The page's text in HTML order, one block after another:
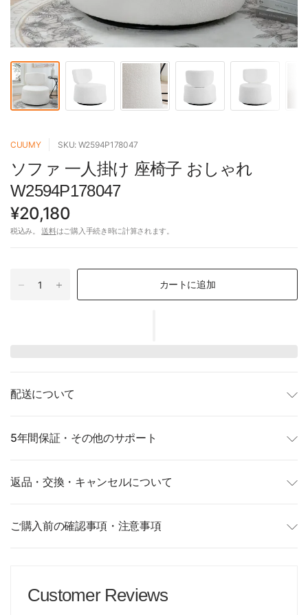
CUUMY SKU: W2594P178047
ソファ 一人掛け 座椅子 おしゃれ
W2594P178047
¥20,180
税込み。送料はご購入手続き時に計算されます。
カートに追加
配送について
5年間保証・その他のサポート
返品・交換・キャンセルについて
ご購入前の確認事項・注意事項
Customer Reviews